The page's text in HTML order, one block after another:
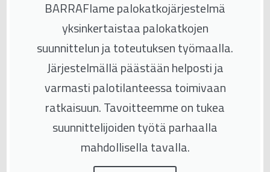
BARRAFlame palokatkojärjestelmä
yksinkertaistaa palokatkojen
suunnittelun ja toteutuksen työmaalla.
Järjestelmällä päästään helposti ja
varmasti palotilanteessa toimivaan
ratkaisuun. Tavoitteemme on tukea
suunnittelijoiden työtä parhaalla
mahdollisella tavalla.